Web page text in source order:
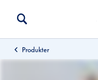
Produkter